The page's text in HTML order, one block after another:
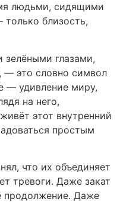
людьми, сидящими
близость,
глазами,
— это словно символ
— удивление миру,
на него,
этот внутренний
простым
что их объединяет
тревоги. Даже закат
продолжение. Даже